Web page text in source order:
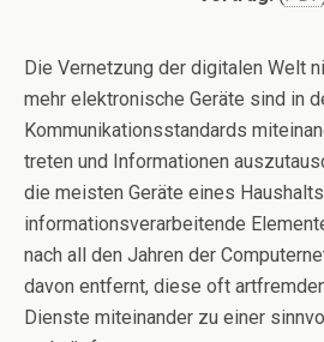
Die Vernetzung der digitalen Welt
mehr elektronische Geräte sind in
Kommunikationsstandards
treten und Informationen
die meisten Geräte eines
informationsverarbeitende
nach all den Jahren der
davon entfernt, diese oft
Dienste miteinander zu einer